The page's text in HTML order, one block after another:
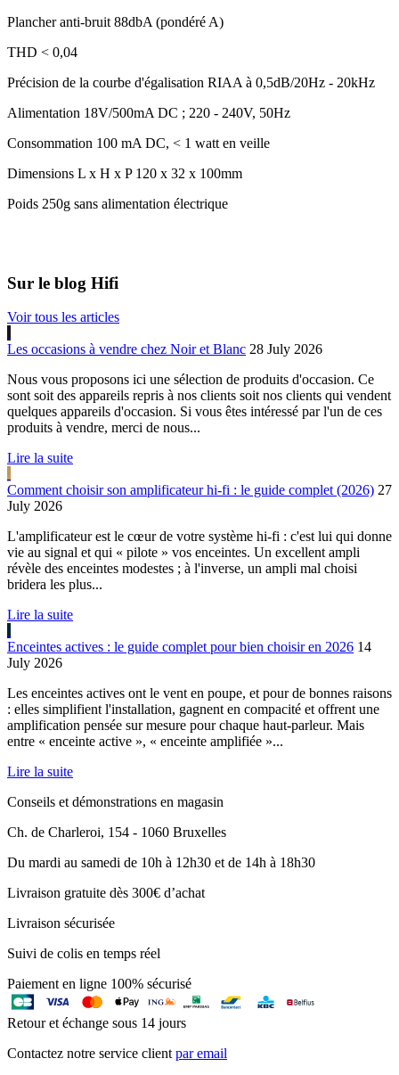
Plancher anti-bruit 88dbA (pondéré A)
THD < 0,04
Précision de la courbe d'égalisation RIAA à 0,5dB/20Hz - 20kHz
Alimentation 18V/500mA DC ; 220 - 240V, 50Hz
Consommation 100 mA DC, < 1 watt en veille
Dimensions L x H x P 120 x 32 x 100mm
Poids 250g sans alimentation électrique
Sur le blog Hifi
Voir tous les articles
Les occasions à vendre chez Noir et Blanc 28 July 2026
Nous vous proposons ici une sélection de produits d'occasion. Ce
sont soit des appareils repris à nos clients soit nos clients qui vendent
quelques appareils d'occasion. Si vous êtes intéressé par l'un de ces
produits à vendre, merci de nous...
Lire la suite
Comment choisir son amplificateur hi-fi : le guide complet (2026) 27
July 2026
L'amplificateur est le cœur de votre système hi-fi : c'est lui qui donne
vie au signal et qui « pilote » vos enceintes. Un excellent ampli
révèle des enceintes modestes ; à l'inverse, un ampli mal choisi
bridera les plus...
Lire la suite
Enceintes actives : le guide complet pour bien choisir en 2026 14
July 2026
Les enceintes actives ont le vent en poupe, et pour de bonnes raisons
: elles simplifient l'installation, gagnent en compacité et offrent une
amplification pensée sur mesure pour chaque haut-parleur. Mais
entre « enceinte active », « enceinte amplifiée »...
Lire la suite
Conseils et démonstrations en magasin
Ch. de Charleroi, 154 - 1060 Bruxelles
Du mardi au samedi de 10h à 12h30 et de 14h à 18h30
Livraison gratuite dès 300€ d’achat
Livraison sécurisée
Suivi de colis en temps réel
Paiement en ligne 100% sécurisé
Retour et échange sous 14 jours
Contactez notre service clientpar email